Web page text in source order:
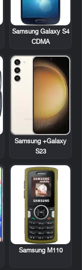
Samsung Galaxy S4
CDMA
Samsung +Galaxy
S23
Samsung M110